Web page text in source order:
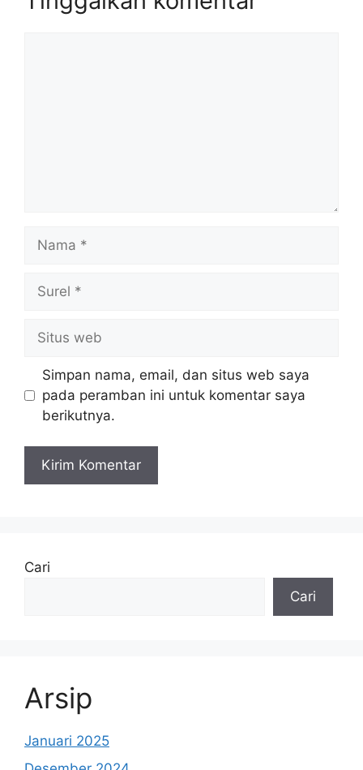
web
Simpan nama, email, dan situs web saya
pada peramban ini untuk komentar saya
berikutnya.
Cari
Cari
Arsip
Januari 2025